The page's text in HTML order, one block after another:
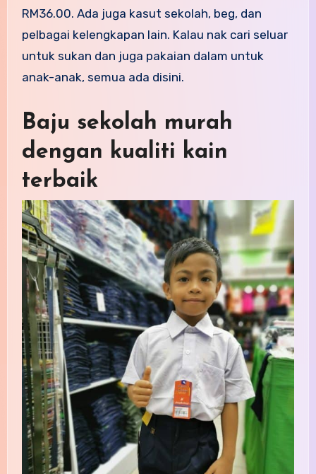
RM36.00. Ada juga kasut sekolah, beg, dan
pelbagai kelengkapan lain. Kalau nak cari seluar
untuk sukan dan juga pakaian dalam untuk
anak-anak, semua ada disini.
Baju sekolah murah
dengan kualiti kain
terbaik